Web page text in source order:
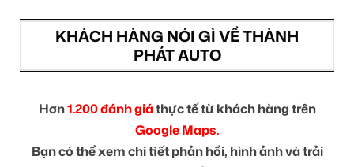
KHÁCH HÀNG NÓI GÌ VỀ THÀNH
PHÁT AUTO
Hơn1.200 đánh giáthực tế từ khách hàng trên
Google Maps.
Bạn có thể xem chi tiết phản hồi, hình ảnh và trải